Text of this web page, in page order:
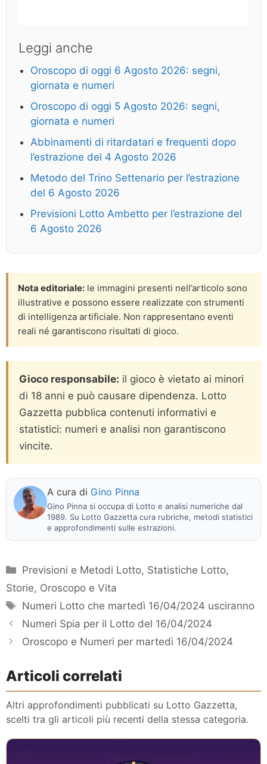
Leggi anche
Oroscopo di oggi 6 Agosto 2026: segni,
giornata e numeri
Oroscopo di oggi 5 Agosto 2026: segni,
giornata e numeri
Abbinamenti di ritardatari e frequenti dopo
l’estrazione del 4 Agosto 2026
Metodo del Trino Settenario per l’estrazione
del 6 Agosto 2026
Previsioni Lotto Ambetto per l’estrazione del
6 Agosto 2026
Nota editoriale: le immagini presenti nell’articolo sono
illustrative e possono essere realizzate con strumenti
di intelligenza artificiale. Non rappresentano eventi
reali né garantiscono risultati di gioco.
Gioco responsabile: il gioco è vietato ai minori
di 18 anni e può causare dipendenza. Lotto
Gazzetta pubblica contenuti informativi e
statistici: numeri e analisi non garantiscono
vincite.
A cura di Gino Pinna
Gino Pinna si occupa di Lotto e analisi numeriche dal
1989. Su Lotto Gazzetta cura rubriche, metodi statistici
e approfondimenti sulle estrazioni.
Categorie
Previsioni e Metodi Lotto, Statistiche Lotto,
Storie, Oroscopo e Vita
Tag
Numeri Lotto che martedì 16/04/2024 usciranno
Numeri Spia per il Lotto del 16/04/2024
Oroscopo e Numeri per martedì 16/04/2024
Articoli correlati
Altri approfondimenti pubblicati su Lotto Gazzetta,
scelti tra gli articoli più recenti della stessa categoria.